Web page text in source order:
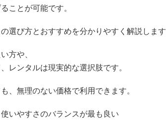
ことが可能です。
選び方とおすすめを分かりやすく解説しま
方や、
レンタルは現実的な選択肢です。
、無理のない価格で利用できます。
いやすさのバランスが最も良い